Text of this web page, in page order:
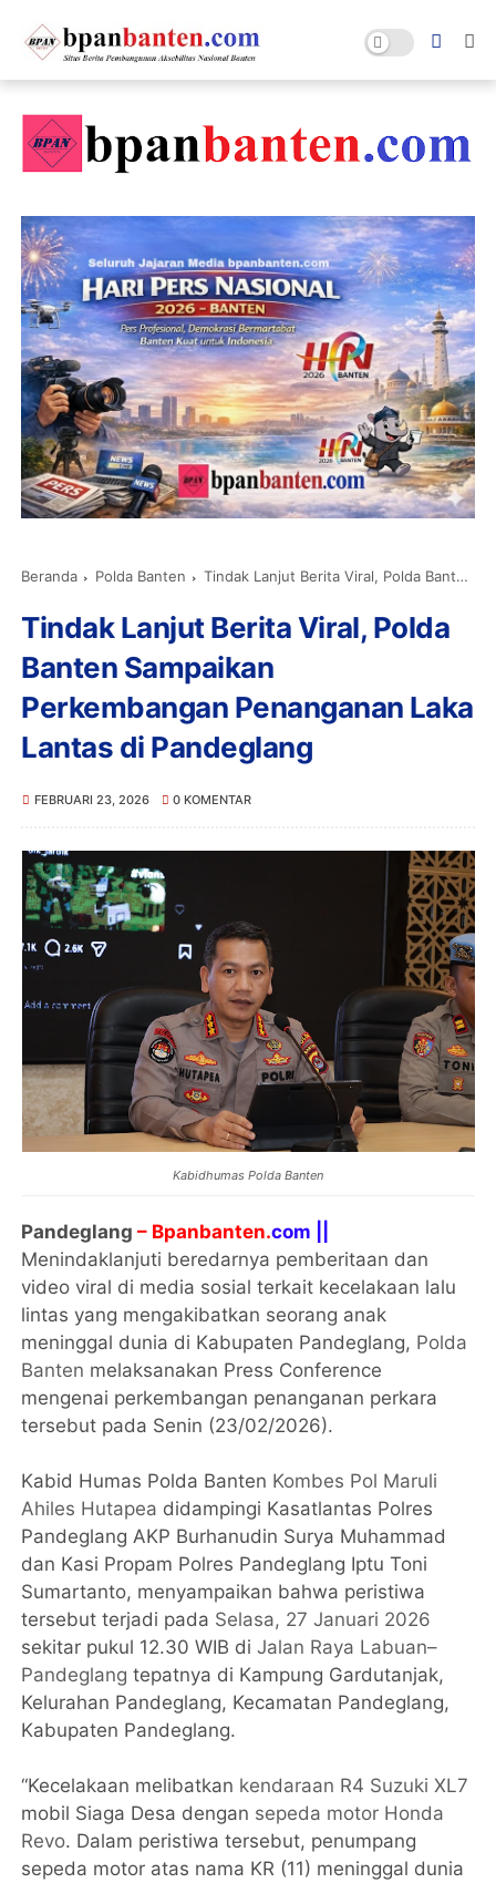
Beranda Polda Banten Tindak Lanjut Berita Viral, Polda Banten Sampaikan Perkembangan Penanganan Laka Lantas di Pandeglang
Tindak Lanjut Berita Viral, Polda
Banten Sampaikan
Perkembangan Penanganan Laka
Lantas di Pandeglang
FEBRUARI 23, 2026 0 KOMENTAR
Kabidhumas Polda Banten
Pandeglang – Bpanbanten.com ||
Menindaklanjuti beredarnya pemberitaan dan
video viral di media sosial terkait kecelakaan lalu
lintas yang mengakibatkan seorang anak
meninggal dunia di Kabupaten Pandeglang, Polda
Banten melaksanakan Press Conference
mengenai perkembangan penanganan perkara
tersebut pada Senin (23/02/2026).
Kabid Humas Polda Banten Kombes Pol Maruli
Ahiles Hutapea didampingi Kasatlantas Polres
Pandeglang AKP Burhanudin Surya Muhammad
dan Kasi Propam Polres Pandeglang Iptu Toni
Sumartanto, menyampaikan bahwa peristiwa
tersebut terjadi pada Selasa, 27 Januari 2026
sekitar pukul 12.30 WIB diJalan Raya Labuan–
Pandeglang tepatnya di Kampung Gardutanjak,
Kelurahan Pandeglang, Kecamatan Pandeglang,
Kabupaten Pandeglang.
“Kecelakaan melibatkan kendaraan R4 Suzuki XL7
mobil Siaga Desa dengan sepeda motor Honda
Revo. Dalam peristiwa tersebut, penumpang
sepeda motor atas nama KR (11) meninggal dunia